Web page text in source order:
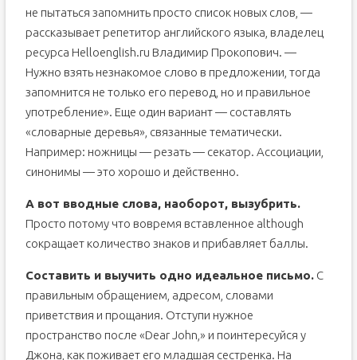
не пытаться запомнить просто список новых слов, —
рассказывает репетитор английского языка, владелец
ресурса Helloenglish.ru Владимир Прокопович. —
Нужно взять незнакомое слово в предложении, тогда
запомнится не только его перевод, но и правильное
употребление». Еще один вариант — составлять
«словарные деревья», связанные тематически.
Например: ножницы — резать — секатор. Ассоциации,
синонимы — это хорошо и действенно.
А вот вводные слова, наоборот, вызубрить.
Просто потому что вовремя вставленное although
сокращает количество знаков и прибавляет баллы.
Составить и выучить одно идеальное письмо.С
правильным обращением, адресом, словами
приветствия и прощания. Отступи нужное
пространство после «Dear John,» и поинтересуйся у
Джона, как поживает его младшая сестренка. На